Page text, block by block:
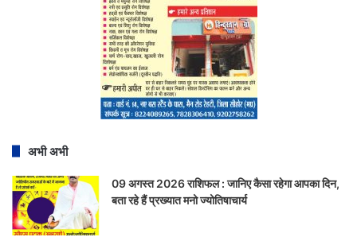
अभी अभी
09 अगस्त 2026 राशिफल : जानिए कैसा रहेगा आपका दिन,
बता रहे हैं प्रख्यात मनो ज्योतिषाचार्य